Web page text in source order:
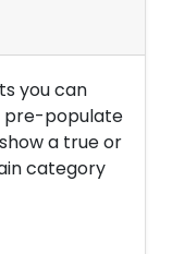
you can
pre-populate
a true or
category